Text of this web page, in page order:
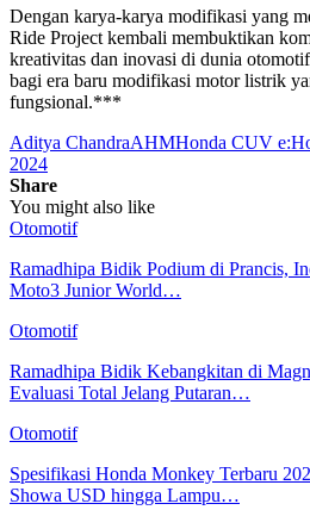
Dengan karya-karya modifikasi yang
Ride Project kembali membuktikan
kreativitas dan inovasi di dunia
bagi era baru modifikasi motor listrik
fungsional.***
Aditya ChandraAHMHonda CUV e:
2024
Share
You might also like
Otomotif
Ramadhipa Bidik Podium di Prancis,
Moto3 Junior World…
Otomotif
Ramadhipa Bidik Kebangkitan di
Evaluasi Total Jelang Putaran…
Otomotif
Spesifikasi Honda Monkey Terbaru
Showa USD hingga Lampu…